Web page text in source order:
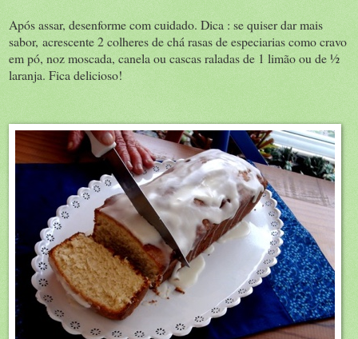
Após assar, desenforme com cuidado. Dica : se quiser dar mais
sabor, acrescente 2 colheres de chá rasas de especiarias como cravo
em pó, noz moscada, canela ou cascas raladas de 1 limão ou de ½
laranja. Fica delicioso!